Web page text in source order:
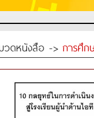
วดหนังสือ -> การศึก